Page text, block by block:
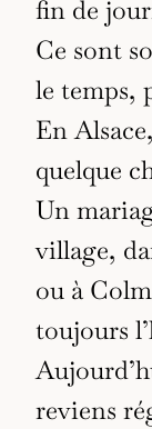
fin de
Ce sont
le temps,
En
quelque
Un
village,
ou à
toujours
reviens